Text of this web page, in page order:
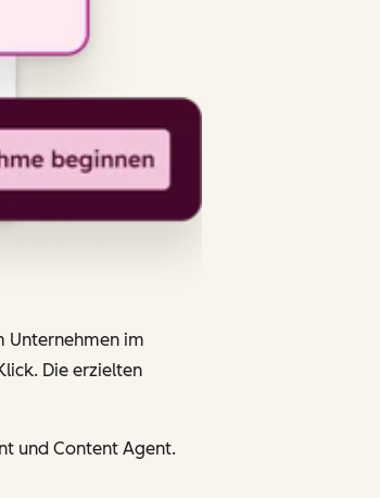
Unternehmen im
Die erzielten
und Content Agent.